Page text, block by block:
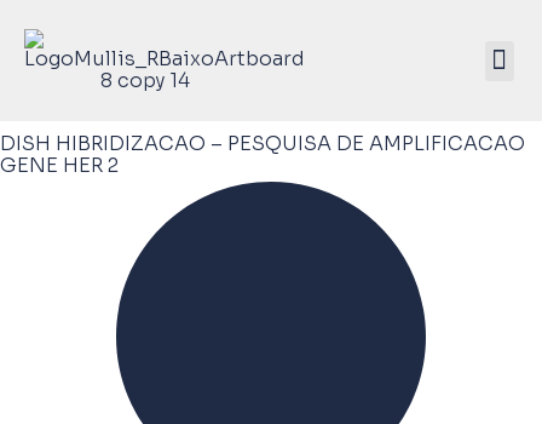
DISH HIBRIDIZACAO – PESQUISA DE AMPLIFICACAO
GENE HER 2